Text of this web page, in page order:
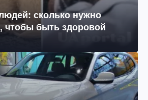
сколько нужно
чтобы быть здоровой